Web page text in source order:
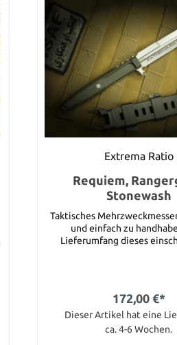
Extrema Ratio
Requiem,
Stonewash
Taktisches
und einfach zu
Lieferumfang dieses
Mehrstellungsclips schnell
M.O.L.L.E.-System befestigt
TECHNISCHE DATEN
172,00 €*
Dieser Artikel hat eine
ca. 4-6 Wochen.